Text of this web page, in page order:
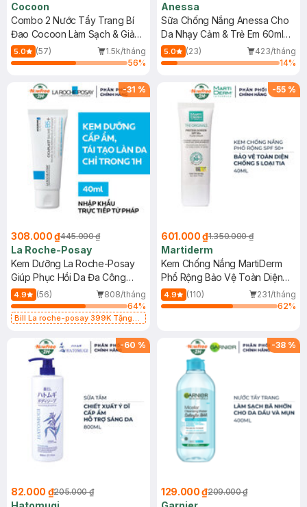
Cocoon
Combo 2 Nước Tẩy Trang Bí
Đao Cocoon Làm Sạch & Giảm
Dầu 500ml
5.0 (57)
1.5k/tháng
56%
Anessa
Sữa Chống Nắng Anessa Cho
Da Nhạy Cảm & Trẻ Em 60ml
(Mới)
5.0 (23)
423/tháng
14%
-31 %
308.000 ₫445.000 ₫
La Roche-Posay
Kem Dưỡng La Roche-Posay
Giúp Phục Hồi Da Đa Công
Dụng 40ml
4.9 (56)
808/tháng
64%
Bill La roche-posay 399K Tặng
(SL có hạn)
-55 %
601.000 ₫1.350.000 ₫
Martiderm
Kem Chống Nắng MartiDerm
Phổ Rộng Bảo Vệ Toàn Diện
40ml
4.9 (110)
231/tháng
62%
-60 %
82.000 ₫205.000 ₫
-38 %
129.000 ₫209.000 ₫